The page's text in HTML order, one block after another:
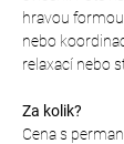
hravou
nebo
relaxací nebo
Za kolik?
Cena s